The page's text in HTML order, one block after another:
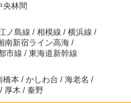
央林間
ノ島線 / 相模線 / 横浜線 /
南新宿ライン高海 /
市線 / 東海道新幹線
橋本 / かしわ台 / 海老名 /
/ 厚木 / 秦野